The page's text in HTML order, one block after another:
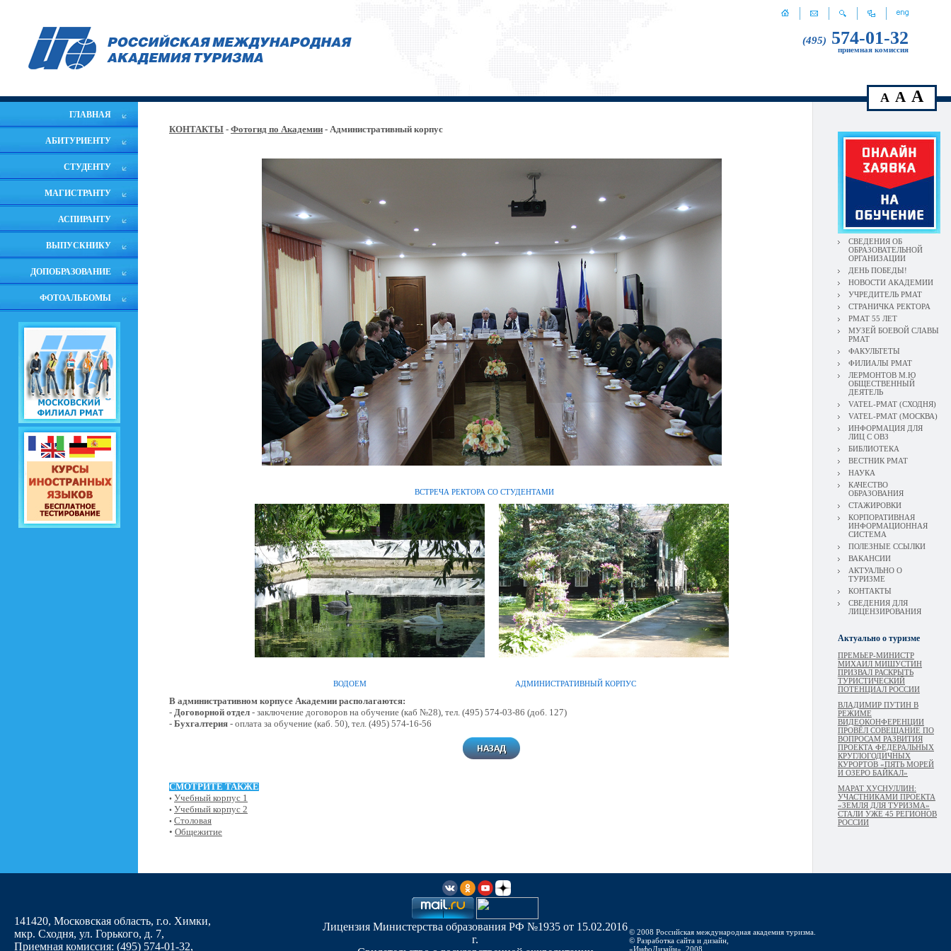
(495) 574-01-32
приемная комиссия
ГЛАВНАЯ
АБИТУРИЕНТУ
СТУДЕНТУ
МАГИСТРАНТУ
АСПИРАНТУ
ВЫПУСКНИКУ
ДОПОБРАЗОВАНИЕ
ФОТОАЛЬБОМЫ
A A A
КОНТАКТЫ - Фотогид по Академии - Административный корпус
ВСТРЕЧА РЕКТОРА СО СТУДЕНТАМИ
ВОДОЕМ АДМИНИСТРАТИВНЫЙ КОРПУС
В административном корпусе Академии располагаются:
- Договорной отдел - заключение договоров на обучение (каб №28), тел. (495) 574-03-86 (доб. 127)
- Бухгалтерия - оплата за обучение (каб. 50), тел. (495) 574-16-56
СМОТРИТЕ ТАКЖЕ
• Учебный корпус 1
• Учебный корпус 2
• Столовая
• Общежитие
СВЕДЕНИЯ ОБ
ОБРАЗОВАТЕЛЬНОЙ
ОРГАНИЗАЦИИ
ДЕНЬ ПОБЕДЫ!
НОВОСТИ АКАДЕМИИ
УЧРЕДИТЕЛЬ РМАТ
СТРАНИЧКА РЕКТОРА
РМАТ 55 ЛЕТ
МУЗЕЙ БОЕВОЙ СЛАВЫ
РМАТ
ФАКУЛЬТЕТЫ
ФИЛИАЛЫ РМАТ
ЛЕРМОНТОВ М.Ю
ОБЩЕСТВЕННЫЙ
ДЕЯТЕЛЬ
VATEL-РМАТ (СХОДНЯ)
VATEL-РМАТ (МОСКВА)
ИНФОРМАЦИЯ ДЛЯ
ЛИЦ С ОВЗ
БИБЛИОТЕКА
ВЕСТНИК РМАТ
НАУКА
КАЧЕСТВО
ОБРАЗОВАНИЯ
СТАЖИРОВКИ
КОРПОРАТИВНАЯ
ИНФОРМАЦИОННАЯ
СИСТЕМА
ПОЛЕЗНЫЕ ССЫЛКИ
ВАКАНСИИ
АКТУАЛЬНО О
ТУРИЗМЕ
КОНТАКТЫ
СВЕДЕНИЯ ДЛЯ
ЛИЦЕНЗИРОВАНИЯ
Актуально о туризме
ПРЕМЬЕР-МИНИСТР
МИХАИЛ МИШУСТИН
ПРИЗВАЛ РАСКРЫТЬ
ТУРИСТИЧЕСКИЙ
ПОТЕНЦИАЛ РОССИИ
ВЛАДИМИР ПУТИН В
РЕЖИМЕ
ВИДЕОКОНФЕРЕНЦИИ
ПРОВЁЛ СОВЕЩАНИЕ ПО
ВОПРОСАМ РАЗВИТИЯ
ПРОЕКТА ФЕДЕРАЛЬНЫХ
КРУГЛОГОДИЧНЫХ
КУРОРТОВ «ПЯТЬ МОРЕЙ
И ОЗЕРО БАЙКАЛ»
МАРАТ ХУСНУЛЛИН:
УЧАСТНИКАМИ ПРОЕКТА
«ЗЕМЛЯ ДЛЯ ТУРИЗМА»
СТАЛИ УЖЕ 45 РЕГИОНОВ
РОССИИ
141420, Московская область, г.о. Химки,
мкр. Сходня, ул. Горького, д. 7,
Приемная комиссия: (495) 574-01-32,
Лицензия Министерства образования РФ №1935 от 15.02.2016
г.
© 2008 Российская международная академия туризма.
© Разработка сайта и дизайн,
«ИнфоДизайн», 2008